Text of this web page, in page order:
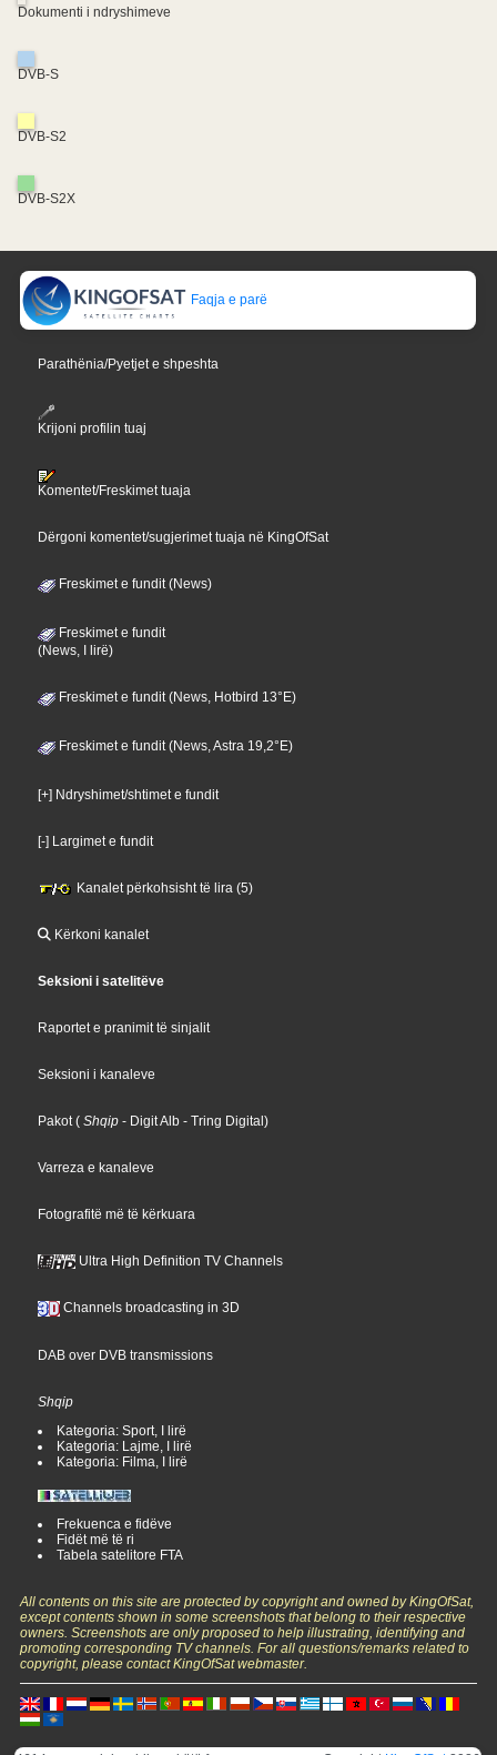
Dokumenti i ndryshimeve
DVB-S
DVB-S2
DVB-S2X
Faqja e parë
Parathënia/Pyetjet e shpeshta
Krijoni profilin tuaj
Komentet/Freskimet tuaja
Dërgoni komentet/sugjerimet tuaja në KingOfSat
Freskimet e fundit (News)
Freskimet e fundit
(News, I lirë)
Freskimet e fundit (News, Hotbird 13°E)
Freskimet e fundit (News, Astra 19,2°E)
[+] Ndryshimet/shtimet e fundit
[-] Largimet e fundit
Kanalet përkohsisht të lira (5)
Kërkoni kanalet
Seksioni i satelitëve
Raportet e pranimit të sinjalit
Seksioni i kanaleve
Pakot ( Shqip - Digit Alb - Tring Digital)
Varreza e kanaleve
Fotografitë më të kërkuara
Ultra High Definition TV Channels
Channels broadcasting in 3D
DAB over DVB transmissions
Shqip
Kategoria: Sport, I lirë
Kategoria: Lajme, I lirë
Kategoria: Filma, I lirë
Frekuenca e fidëve
Fidët më të ri
Tabela satelitore FTA
All contents on this site are protected by copyright and owned by KingOfSat,
except contents shown in some screenshots that belong to their respective
owners. Screenshots are only proposed to help illustrating, identifying and
promoting corresponding TV channels. For all questions/remarks related to
copyright, please contact KingOfSat webmaster.